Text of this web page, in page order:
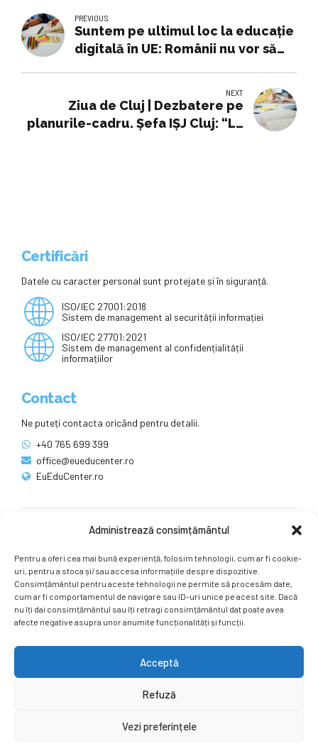
Administrează consimțământul
Pentru a oferi cea mai bună experiență, folosim tehnologii, cum ar fi cookie-
uri, pentru a stoca și/sau accesa informațiile despre dispozitive.
Consimțământul pentru aceste tehnologii ne permite să procesăm date,
cum ar fi comportamentul de navigare sau ID-uri unice pe acest site. Dacă
nu îți dai consimțământul sau îți retragi consimțământul dat poate avea
afecte negative asupra unor anumite funcționalități și funcții.
Acceptă
Refuză
Vezi preferințele
PREVIOUS
Suntem pe ultimul loc la educație
digitală în UE: Românii nu vor să
NEXT
Ziua de Cluj | Dezbatere pe
planurile-cadru. Șefa IȘJ Cluj: “La
Certificări
Datele cu caracter personal sunt protejate și în siguranță.
ISO/IEC 27001:2018
Sistem de management al securității informației
ISO/IEC 27701:2021
Sistem de management al confidențialității
informațiilor
Contact
Ne puteți contacta oricând pentru detalii.
+40 765 699 399
office@eueducenter.ro
EuEduCenter.ro
Ne puteți găsi și pe rețelele sociale.